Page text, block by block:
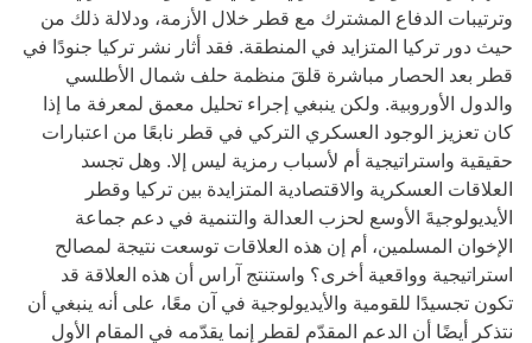
وترتيبات الدفاع المشترك مع قطر خلال الأزمة، ودلالة ذلك من
حيث دور تركيا المتزايد في المنطقة. فقد أثار نشر تركيا جنودًا في
قطر بعد الحصار مباشرة قلقَ منظمة حلف شمال الأطلسي
والدول الأوروبية. ولكن ينبغي إجراء تحليل معمق لمعرفة ما إذا
كان تعزيز الوجود العسكري التركي في قطر نابعًا من اعتبارات
حقيقية واستراتيجية أم لأسباب رمزية ليس إلا. وهل تجسد
العلاقات العسكرية والاقتصادية المتزايدة بين تركيا وقطر
الأيديولوجيةَ الأوسع لحزب العدالة والتنمية في دعم جماعة
الإخوان المسلمين، أم إن هذه العلاقات توسعت نتيجة لمصالح
استراتيجية وواقعية أخرى؟ واستنتج آراس أن هذه العلاقة قد
تكون تجسيدًا للقومية والأيديولوجية في آن معًا، على أنه ينبغي أن
نتذكر أيضًا أن الدعم المقدّم لقطر إنما يقدّمه في المقام الأول